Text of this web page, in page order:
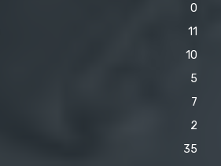
0
11
10
5
7
2
35